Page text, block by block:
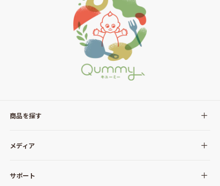
商品を探す
全ての商品
サラダ
メディア
Qummy(キユーミー)について
サポート